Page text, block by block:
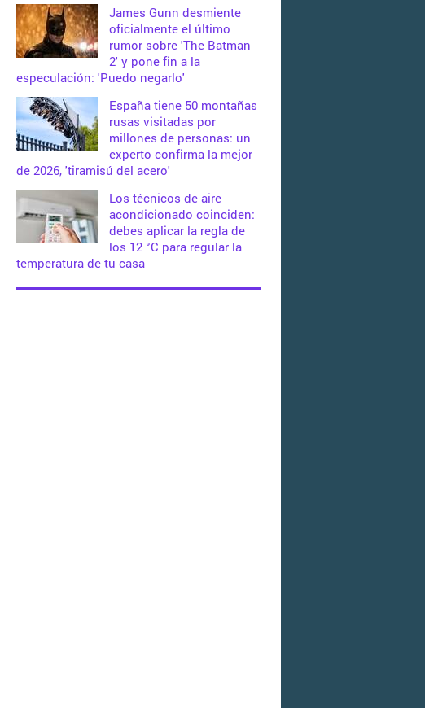
James Gunn desmiente
oficialmente el último
rumor sobre 'The Batman
2' y pone fin a la
especulación: 'Puedo negarlo'
España tiene 50 montañas
rusas visitadas por
millones de personas: un
experto confirma la mejor
de 2026, 'tiramisú del acero'
Los técnicos de aire
acondicionado coinciden:
debes aplicar la regla de
los 12 °C para regular la
temperatura de tu casa